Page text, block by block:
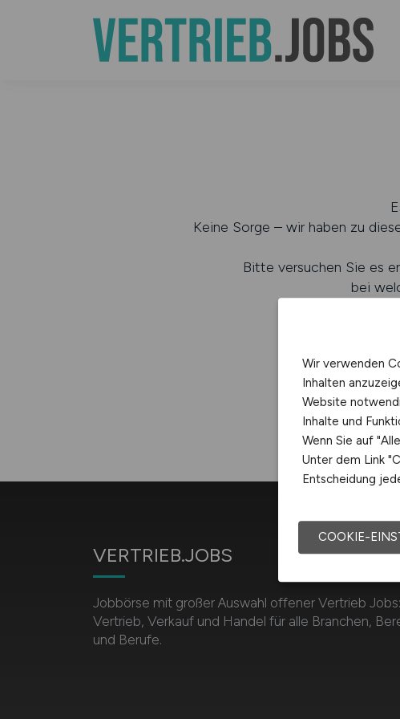
Keine Sorge – wir haben zu
Bitte versuchen Sie es
bei
VERTRIEB.JOBS
Jobbörse mit großer Auswahl offener Vertrieb
Vertrieb, Verkauf und Handel für alle Branchen,
und Berufe.
Wir verwenden
Inhalten
Website
Inhalte und
Wenn Sie auf
Unter dem Link
Entscheidung
COOKIE-